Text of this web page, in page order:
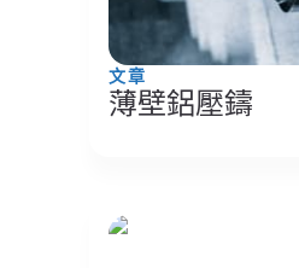
文章
薄壁鋁壓鑄